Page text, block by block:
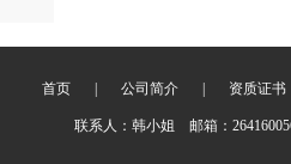
首页 公司简介 资质证书
联系人：韩小姐 邮箱：